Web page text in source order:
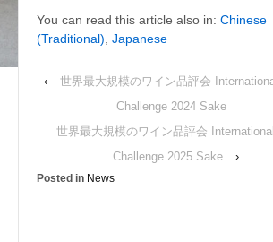
You can read this article also in: Chinese
(Traditional) Japanese
‹
世界最大規模のワイン品評会
Challenge 2024 Sake
世界最大規模のワイン品評会
Challenge 2025 Sake
›
Posted in News